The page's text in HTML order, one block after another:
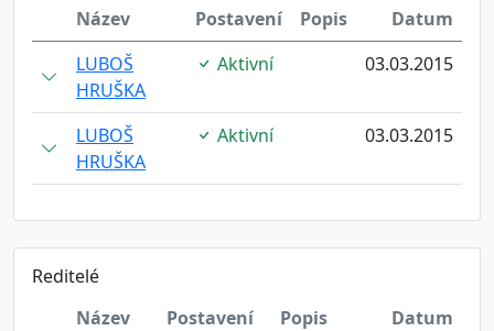
Název
Postavení Popis
Datum
LUBOŠ
HRUŠKA
Aktivní 03.03.2015
LUBOŠ
HRUŠKA
Aktivní 03.03.2015
Reditelé
Název
Postavení Popis
Datum